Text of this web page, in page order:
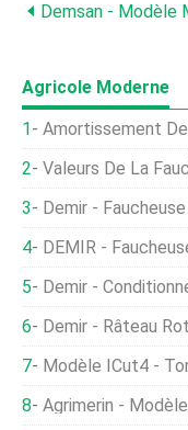
Agricole Moderne
Amortissement De
Valeurs De La
Demir -
DEMIR -
Demir -
Demir - Râteau
Modèle ICut4 -
Agrimerin -